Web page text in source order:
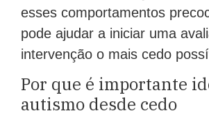
esses comportamentos
pode ajudar a iniciar uma
intervenção o mais cedo
Por que é importante
autismo desde cedo